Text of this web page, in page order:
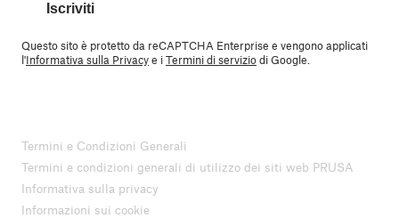
Iscriviti
Questo sito è protetto da reCAPTCHA Enterprise e vengono applicati
l'Informativa sulla Privacye iTermini di serviziodi Google.
Termini e Condizioni Generali
Termini e condizioni generali di utilizzo dei siti web PRUSA
Informativa sulla privacy
Informazioni sui cookie